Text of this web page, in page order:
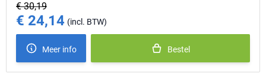
€ 30,19
Special Price
€ 24,14
Meer info Bestel